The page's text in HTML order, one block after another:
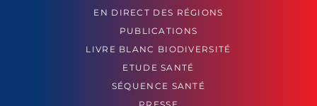
EN DIRECT DES RÉGIONS
PUBLICATIONS
LIVRE BLANC BIODIVERSITÉ
ETUDE SANTÉ
SÉQUENCE SANTÉ